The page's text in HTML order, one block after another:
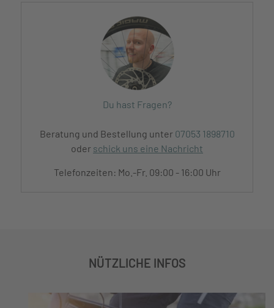
Du hast Fragen?
Beratung und Bestellung unter 07053 1898710
oder schick uns eine Nachricht
Telefonzeiten: Mo.-Fr. 09:00 - 16:00 Uhr
NÜTZLICHE INFOS